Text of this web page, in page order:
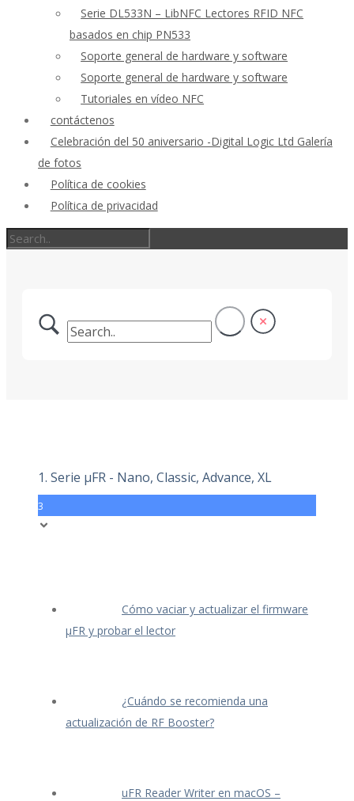
Serie DL533N – LibNFC Lectores RFID NFC
basados en chip PN533
Soporte general de hardware y software
Soporte general de hardware y software
Tutoriales en vídeo NFC
contáctenos
Celebración del 50 aniversario -Digital Logic Ltd Galería
de fotos
Política de cookies
Política de privacidad
1. Serie μFR - Nano, Classic, Advance, XL
3
Cómo vaciar y actualizar el firmware
μFR y probar el lector
¿Cuándo se recomienda una
actualización de RF Booster?
uFR Reader Writer en macOS –